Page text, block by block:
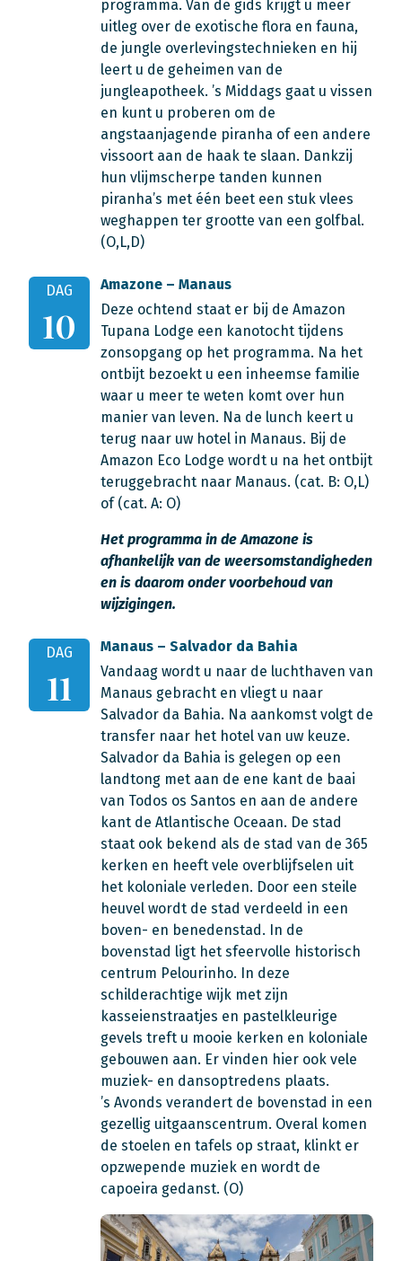
programma. Van de gids krijgt u meer
uitleg over de exotische flora en fauna,
de jungle overlevingstechnieken en hij
leert u de geheimen van de
jungleapotheek. ’s Middags gaat u vissen
en kunt u proberen om de
angstaanjagende piranha of een andere
vissoort aan de haak te slaan. Dankzij
hun vlijmscherpe tanden kunnen
piranha’s met één beet een stuk vlees
weghappen ter grootte van een golfbal.
(O,L,D)
DAG
10
Amazone – Manaus
Deze ochtend staat er bij de Amazon
Tupana Lodge een kanotocht tijdens
zonsopgang op het programma. Na het
ontbijt bezoekt u een inheemse familie
waar u meer te weten komt over hun
manier van leven. Na de lunch keert u
terug naar uw hotel in Manaus. Bij de
Amazon Eco Lodge wordt u na het ontbijt
teruggebracht naar Manaus. (cat. B: O,L)
of (cat. A: O)
Het programma in de Amazone is
afhankelijk van de weersomstandigheden
en is daarom onder voorbehoud van
wijzigingen.
DAG
11
Manaus – Salvador da Bahia
Vandaag wordt u naar de luchthaven van
Manaus gebracht en vliegt u naar
Salvador da Bahia. Na aankomst volgt de
transfer naar het hotel van uw keuze.
Salvador da Bahia is gelegen op een
landtong met aan de ene kant de baai
van Todos os Santos en aan de andere
kant de Atlantische Oceaan. De stad
staat ook bekend als de stad van de 365
kerken en heeft vele overblijfselen uit
het koloniale verleden. Door een steile
heuvel wordt de stad verdeeld in een
boven- en benedenstad. In de
bovenstad ligt het sfeervolle historisch
centrum Pelourinho. In deze
schilderachtige wijk met zijn
kasseienstraatjes en pastelkleurige
gevels treft u mooie kerken en koloniale
gebouwen aan. Er vinden hier ook vele
muziek- en dansoptredens plaats.
’s Avonds verandert de bovenstad in een
gezellig uitgaanscentrum. Overal komen
de stoelen en tafels op straat, klinkt er
opzwepende muziek en wordt de
capoeira gedanst. (O)